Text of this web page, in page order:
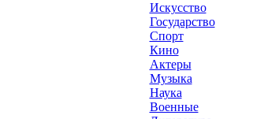
Искусство
Государство
Спорт
Кино
Актеры
Музыка
Наука
Военные